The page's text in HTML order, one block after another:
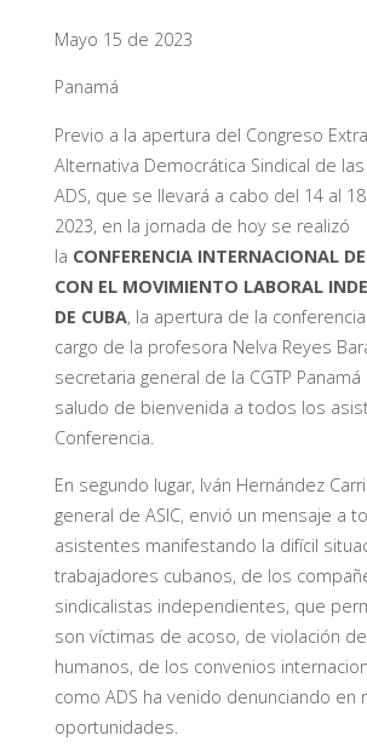
Mayo 15 de 2023
Panamá
Previo a la apertura del Congreso
Alternativa Democrática Sindical de
ADS, que se llevará a cabo del 14 al
2023, en la jornada de hoy se realizó
la CONFERENCIA INTERNACIONAL
CON EL MOVIMIENTO LABORAL
DE CUBA, la apertura de la
cargo de la profesora Nelva Reyes
secretaria general de la CGTP
saludo de bienvenida a todos los
Conferencia.
En segundo lugar, Iván Hernández
general de ASIC, envió un mensaje a
asistentes manifestando la difícil
trabajadores cubanos, de los
sindicalistas independientes, que
son víctimas de acoso, de violación
humanos, de los convenios
como ADS ha venido denunciando en
oportunidades.